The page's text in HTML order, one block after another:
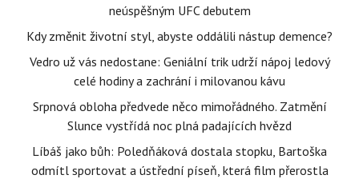
neúspěšným UFC debutem
Kdy změnit životní styl, abyste oddálili nástup demence?
Vedro už vás nedostane: Geniální trik udrží nápoj ledový
celé hodiny a zachrání i milovanou kávu
Srpnová obloha předvede něco mimořádného. Zatmění
Slunce vystřídá noc plná padajících hvězd
Líbáš jako bůh: Poledňáková dostala stopku, Bartoška
odmítl sportovat a ústřední píseň, která film přerostla